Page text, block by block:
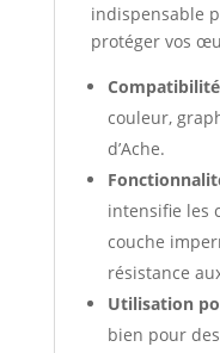
indispensable
protéger vos
couleur,
d’Ache.
intensifie les
couche
résistance
Utilisation
bien pour